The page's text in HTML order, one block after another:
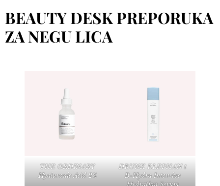
BEAUTY DESK PREPORUKA
ZA NEGU LICA
THE ORDINARY
Hyaluronic Acid 2%
DRUNK ELEPHAN t
B-Hydra Intensive
Hydration Serum